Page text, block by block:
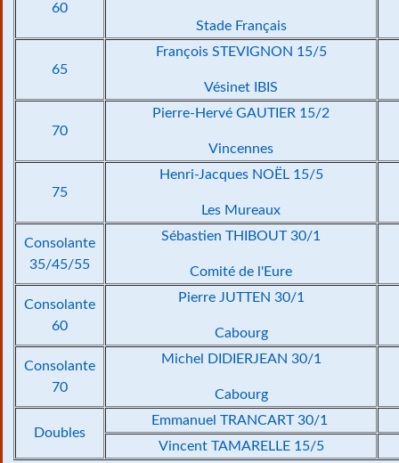
60
Stade Français
65
François STEVIGNON 15/5
Vésinet IBIS
70
Pierre-Hervé GAUTIER 15/2
Vincennes
75
Henri-Jacques NOËL 15/5
Les Mureaux
Consolante
35/45/55
Sébastien THIBOUT 30/1
Comité de l'Eure
Consolante
60
Pierre JUTTEN 30/1
Cabourg
Consolante
70
Michel DIDIERJEAN 30/1
Cabourg
Doubles
Emmanuel TRANCART 30/1
Vincent TAMARELLE 15/5